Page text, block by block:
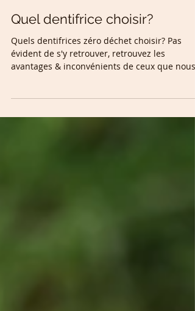
Axelle B.COM
3 min de lecture
Quel dentifrice choisir?
Quels dentifrices zéro déchet choisir? Pas
avantages & inconvénients de ceux que nous